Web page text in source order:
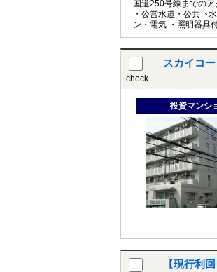
国道250号線までのア
・公営水道・公共下
ン・電気 ・照明器具
イレ別・洗面台・浴室に窓
い為） &amp；#8203
#8203；&amp；
#8203；&amp；
の引込は他人地を越境
check
スカイコ
投資マンシ
【現行利